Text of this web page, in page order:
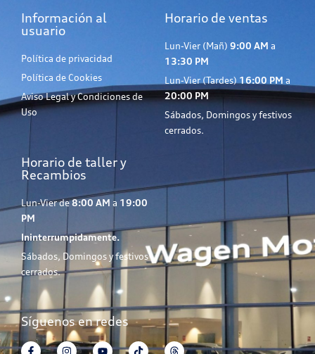
Información al
usuario
Política de privacidad
Política de Cookies
Aviso Legal y Condiciones de
Uso
Horario de ventas
Lun-Vier (Mañ) 9:00 AM a
13:30 PM
Lun-Vier (Tardes) 16:00 PM a
20:00 PM
Sábados, Domingos y festivos
cerrados.
Horario de taller y
Recambios
Lun-Vier de8:00 AM a 19:00
PM
Ininterrumpidamente.
Sábados, Domingos y festivos
cerrados.
Síguenos en redes